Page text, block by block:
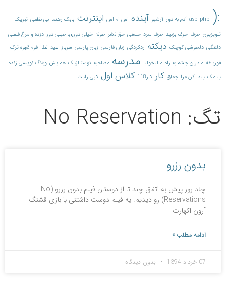
:(
asp php آدم به دور آرشیو آینده اس ام اس اینترنت بابک رهنما بی نظمی تبریک
تلویزیون حرف حرف بزنید حرف سرد حسنی حق نشر خونه خیلی دوری، خیلی دور دزده و مرغ فلفلی
دلتنگی دلخوشی کوچک دیکته ردکردگی زبان فارسی زبان پارسی سرباز عید غذا فوم قهوه ترک
قورباغه مادران چشم به راه مالیخولیا مدرسه مصاحبه نوستالژیک همایش وبلاگ نویسی زنده
پیامک پیدا کن مرا چماق کار کار118 کلاس اول کپی رایت
تگ: No Reservation
بدون رزرو
چند روز پیش به اتفاق چند تا از دوستان فیلم بدون رزرو (No
Reservations) رو دیدیم. یه فیلم دوست داشتنی با بازی قشنگ
آرون اکهارت
ادامه مطلب »
07 خرداد 1394 بدون دیدگاه